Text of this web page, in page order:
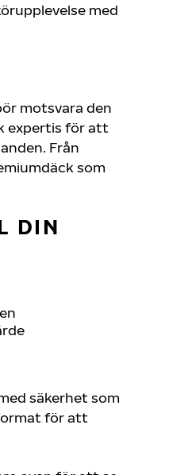
med
motsvara den
expertis för att
Från
som
DIN
säkerhet som
för att